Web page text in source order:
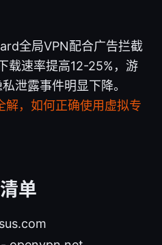
全局VPN配合广告拦截
载速率提高12-25%，游
泄露事件明显下降。
，如何正确使用虚拟专
单